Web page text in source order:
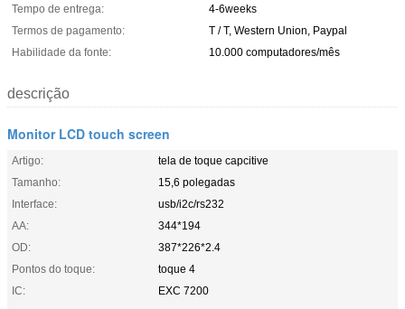
Tempo de entrega:
4-6weeks
Termos de pagamento:
T / T, Western Union, Paypal
Habilidade da fonte:
10.000 computadores/mês
descrição
Monitor LCD touch screen
Artigo:
tela de toque capcitive
Tamanho:
15,6 polegadas
Interface:
usb/i2c/rs232
AA:
344*194
OD:
387*226*2.4
Pontos do toque:
toque 4
IC:
EXC 7200